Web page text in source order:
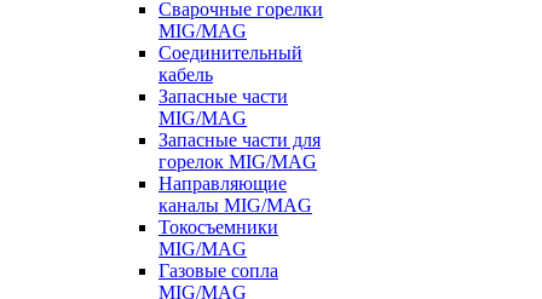
Сварочные горелки
MIG/MAG
Соединительный
кабель
Запасные части
MIG/MAG
Запасные части для
горелок MIG/MAG
Направляющие
каналы MIG/MAG
Токосъемники
MIG/MAG
Газовые сопла
MIG/MAG